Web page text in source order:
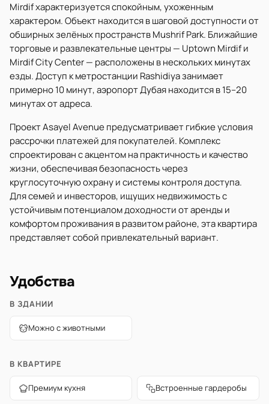
Mirdif характеризуется спокойным, ухоженным
характером. Объект находится в шаговой доступности от
обширных зелёных пространств Mushrif Park. Ближайшие
торговые и развлекательные центры — Uptown Mirdif и
Mirdif City Center — расположены в нескольких минутах
езды. Доступ к метростанции Rashidiya занимает
примерно 10 минут, аэропорт Дубая находится в 15–20
минутах от адреса.
Проект Asayel Avenue предусматривает гибкие условия
рассрочки платежей для покупателей. Комплекс
спроектирован с акцентом на практичность и качество
жизни, обеспечивая безопасность через
круглосуточную охрану и системы контроля доступа.
Для семей и инвесторов, ищущих недвижимость с
устойчивым потенциалом доходности от аренды и
комфортом проживания в развитом районе, эта квартира
представляет собой привлекательный вариант.
Удобства
В ЗДАНИИ
Можно с животными
В КВАРТИРЕ
Премиум кухня Встроенные гардеробы